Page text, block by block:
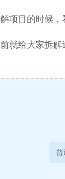
项目的时候
就给大家拆
普